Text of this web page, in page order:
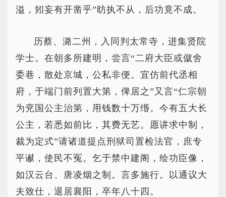
溢，矧妄有开凿乎”昉执不从，后功竟不成。
历蔡、潞二州，入同判太常寺，进集贤院
学士。在朝多所建明，尝言“二府大臣或僦舍
委巷，散处京城，公私非便。宜仿前代丞相
府，于端门前列置大第，俾居之”又言“仁宗朝
为兖国公主治第，用钱数十万缗。今有五大长
公主，若悉如前比，其费无艺。愿讲求中制，
裁为定式”请诸道提点刑狱司置检法官，庶专
平谳，使民不冤。乞于禁中建阁，绘功臣像，
如汉云台、唐凌烟之制。言多施行。以通议大
夫致仕，退居襄阳，卒年八十四。